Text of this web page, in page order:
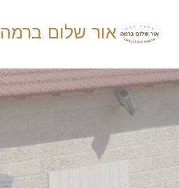
content
אור שלום ברמה